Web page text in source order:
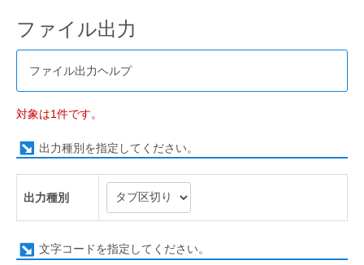
ファイル出力
ファイル出力ヘルプ
対象は1件です。
出力種別を指定してください。
出力種別
文字コードを指定してください。